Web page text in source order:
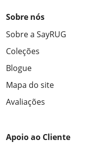
Sobre nós
Sobre a SayRUG
Coleções
Blogue
Mapa do site
Avaliações
Apoio ao Cliente